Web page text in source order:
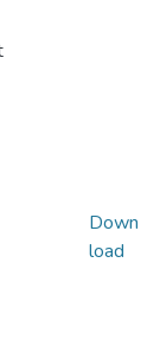
Down
load